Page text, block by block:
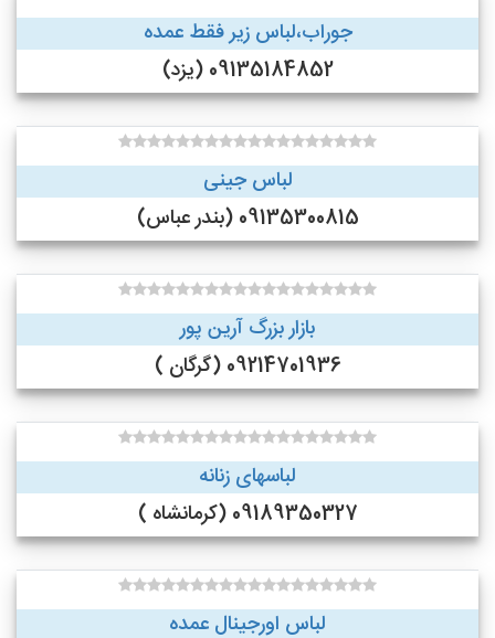
جوراب،لباس زیر فقط عمده
09135184852 (یزد)
لباس جینی
09135300815 (بندر عباس)
بازار بزرگ آرین پور
09214701936 (گرگان )
لباسهای زنانه
09189350327 (کرمانشاه )
لباس اورجینال عمده